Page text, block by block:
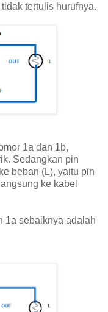
tertulis hurufnya.
1a dan 1b,
Sedangkan pin
beban (L), yaitu pin
ke kabel
1a sebaiknya adalah